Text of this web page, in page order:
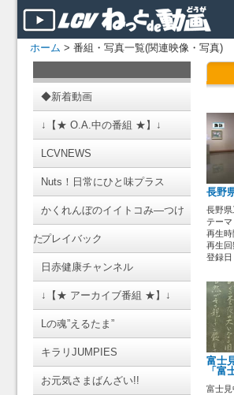
ホーム > 番組・写真一覧(関連映像・写真)
◆新着動画
↓【★ O.A.中の番組 ★】↓
LCVNEWS
Nuts！日常にひと味プラス
かくれんぼのイイトコみ―つけ
たプレイバック
日赤健康チャンネル
↓【★ アーカイブ番組 ★】↓
Lの魂”えるたま”
キラリJUMPIES
お元気さまばんざい!!
長野
長野県
テーマ
再生時
再生回
登録日
富士
「富
富士見